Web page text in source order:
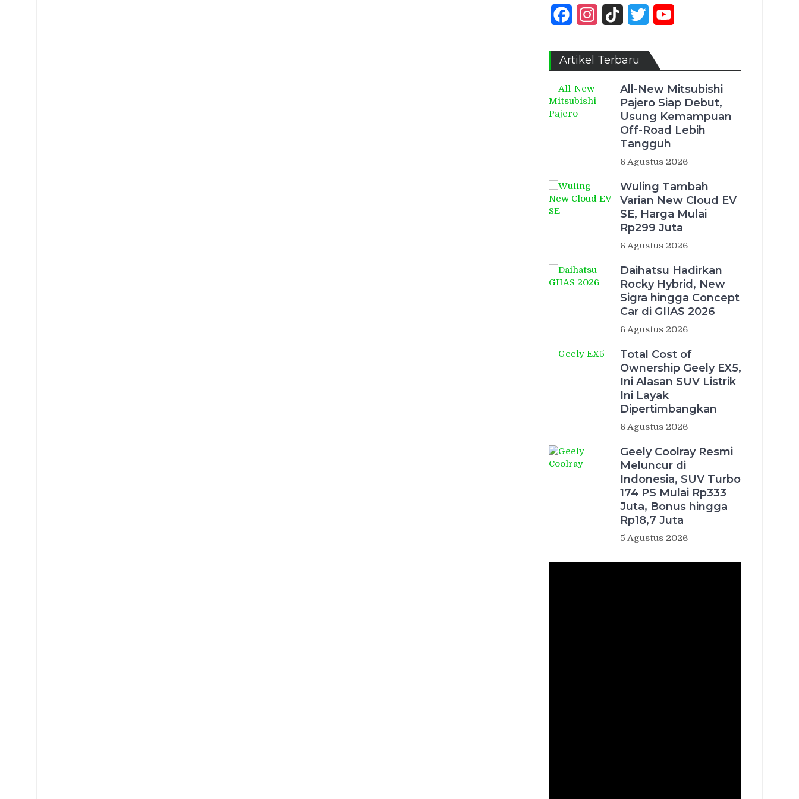
FacebookInstagram
TikTok Twitter
Artikel Terbaru
All-New Mitsubishi
Pajero Siap Debut,
Usung Kemampuan
Off-Road Lebih
Tangguh
6 Agustus 2026
Wuling Tambah
Varian New Cloud EV
SE, Harga Mulai
Rp299 Juta
6 Agustus 2026
Daihatsu Hadirkan
Rocky Hybrid, New
Sigra hingga Concept
Car di GIIAS 2026
6 Agustus 2026
Total Cost of
Ownership Geely EX5,
Ini Alasan SUV Listrik
Ini Layak
Dipertimbangkan
6 Agustus 2026
Geely Coolray Resmi
Meluncur di
Indonesia, SUV Turbo
174 PS Mulai Rp333
Juta, Bonus hingga
Rp18,7 Juta
5 Agustus 2026